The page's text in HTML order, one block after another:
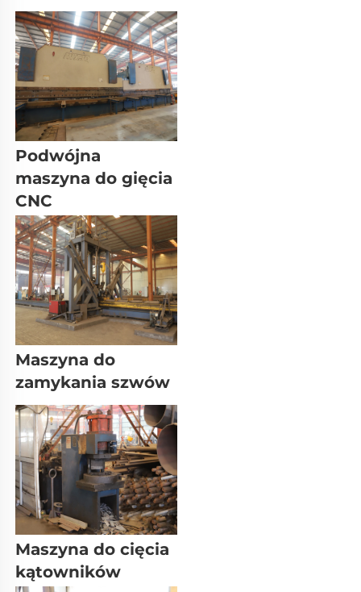
Podwójna
maszyna do gięcia
CNC
Maszyna do
zamykania szwów
Maszyna do cięcia
kątowników